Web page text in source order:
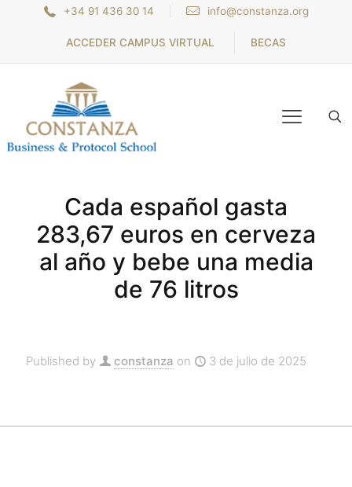
+34 91 436 30 14 info@constanza.org
ACCEDER CAMPUS VIRTUAL BECAS
Cada español gasta
283,67 euros en cerveza
al año y bebe una media
de 76 litros
Published by constanza on 3 de julio de 2025